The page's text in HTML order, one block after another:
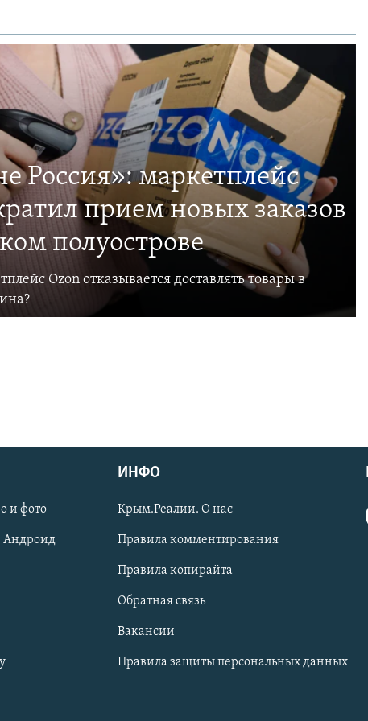
Россия»: маркетплейс
прием новых заказов
полуострове
Ozon отказывается доставлять товары в
и фото
Андроид
ИНФО
Крым.Реалии. О нас
Правила комментирования
Правила копирайта
Обратная связь
Вакансии
Правила защиты персональных данных